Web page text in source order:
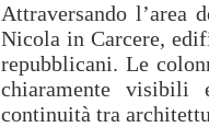
Attraversando l’area
Nicola in Carcere,
repubblicani. Le
chiaramente visibili
continuità tra